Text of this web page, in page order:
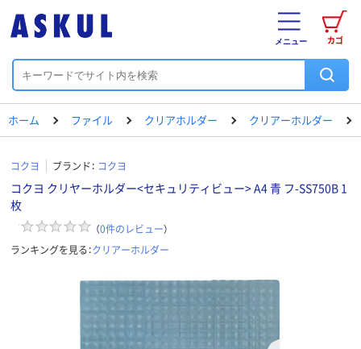
カゴ
メニュー
ホーム ファイル クリアホルダー クリアーホルダー
コクヨ ブランド： コクヨ
コクヨ クリヤーホルダー<セキュリティビュー> A4 青 フ-SS750B 1
枚
（0件のレビュー）
ランキングを見る：クリアーホルダー